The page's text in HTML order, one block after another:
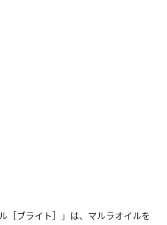
［ブライト］」は、マルラオイルを